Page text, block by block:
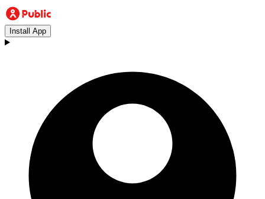
Install App